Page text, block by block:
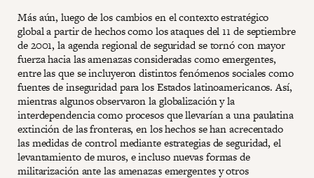
Más aún, luego de los cambios en el contexto estratégico
global a partir de hechos como los ataques del 11 de septiembre
de 2001, la agenda regional de seguridad se tornó con mayor
fuerza hacia las amenazas consideradas como emergentes,
entre las que se incluyeron distintos fenómenos sociales como
fuentes de inseguridad para los Estados latinoamericanos. Así,
mientras algunos observaron la globalización y la
interdependencia como procesos que llevarían a una paulatina
extinción de las fronteras, en los hechos se han acrecentado
las medidas de control mediante estrategias de seguridad, el
levantamiento de muros, e incluso nuevas formas de
militarización ante las amenazas emergentes y otros